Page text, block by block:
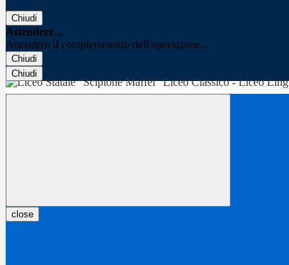
Chiudi
Attendere...
Attendere il completamento dell'operazione...
Chiudi
Chiudi
close